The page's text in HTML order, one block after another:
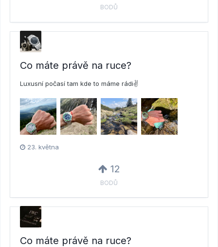
BODŮ
Co máte právě na ruce?
Luxusní počasí tam kde to máme rádi✌
23. května
12
BODŮ
Co máte právě na ruce?